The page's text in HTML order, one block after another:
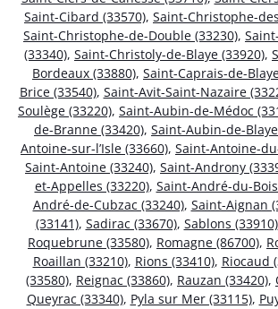
Saint-Cibard (33570), Saint-Christophe-
Saint-Christophe-de-Double (33230),
(33340), Saint-Christoly-de-Blaye (33920),
Bordeaux (33880), Saint-Caprais-de-
Brice (33540), Saint-Avit-Saint-Nazaire
Soulège (33220), Saint-Aubin-de-Médoc
de-Branne (33420), Saint-Aubin-de-
Antoine-sur-l’Isle (33660), Saint-Antoine-
Saint-Antoine (33240), Saint-Androny
et-Appelles (33220), Saint-André-du-
André-de-Cubzac (33240), Saint-Aignan
(33141), Sadirac (33670), Sablons (33910)
Roquebrune (33580), Romagne (86700),
Roaillan (33210), Rions (33410), Riocaud
(33580), Reignac (33860), Rauzan (33420),
Queyrac (33340), Pyla sur Mer (33115),